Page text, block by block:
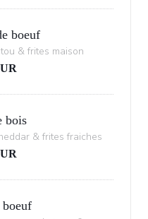
boeuf
& frites maison
bois
& frites fraiches